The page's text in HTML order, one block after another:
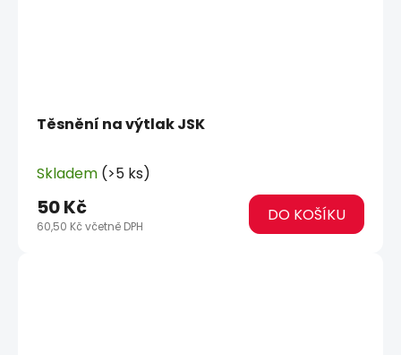
Těsnění na výtlak JSK
Skladem (>5 ks)
60,50 Kč včetně DPH
50 Kč DO KOŠÍKU